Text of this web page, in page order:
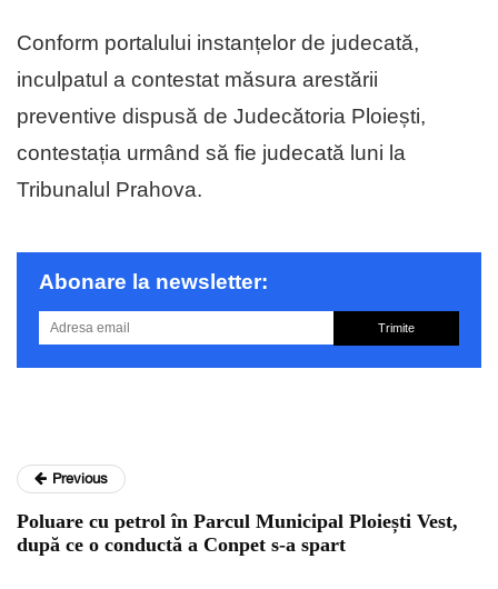
Conform portalului instanțelor de judecată,
inculpatul a contestat măsura arestării
preventive dispusă de Judecătoria Ploiești,
contestația urmând să fie judecată luni la
Tribunalul Prahova.
Abonare la newsletter:
Trimite
Previous
Poluare cu petrol în Parcul Municipal Ploiești Vest,
după ce o conductă a Conpet s-a spart